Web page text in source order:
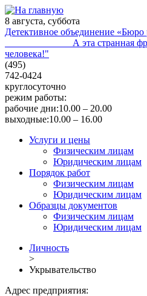
8 августа, суббота
Детективное объединение «Бюро
А эта странная фраза
человека!"
(495)
742-0424
круглосуточно
режим работы:
рабочие дни:10.00 – 20.00
выходные:10.00 – 16.00
Услуги и цены
Физическим лицам
Юридическим лицам
Порядок работ
Физическим лицам
Юридическим лицам
Образцы документов
Физическим лицам
Юридическим лицам
Личность
>
Укрывательство
Адрес предприятия: